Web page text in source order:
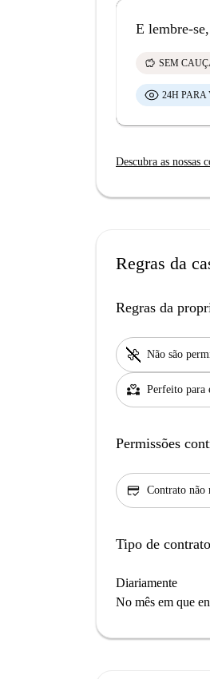
E lembre-
savings SEM
24H PARA
Descubra as nossas
Regras da
Regras da
pet_supplies Não são
partner_heart Perfeito para
Permissões
credit_score Contrato não
Tipo de contrato
Diariamente
No mês em que